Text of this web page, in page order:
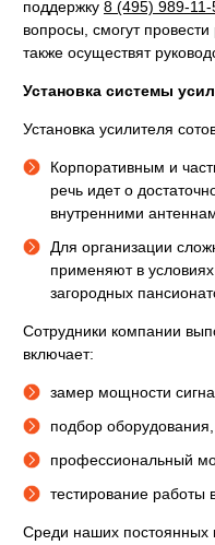
поддержку 8 (495) 989-11-
вопросы, смогут
также осуществят
Установка системы
Установка усилителя
Корпоративным и
речь идет о
внутренними
Для организации
применяют в
загородных
Сотрудники компании
включает:
замер мощности
подбор
профессиональный
тестирование работы
Среди наших постоянных